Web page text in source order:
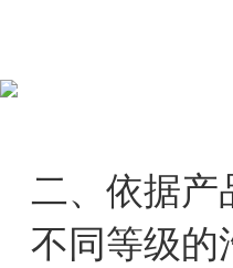
二、依据产
不同等级的